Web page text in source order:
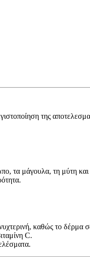
της
τα μάγουλα, τη μύτη
καθώς το δέρμα
C.